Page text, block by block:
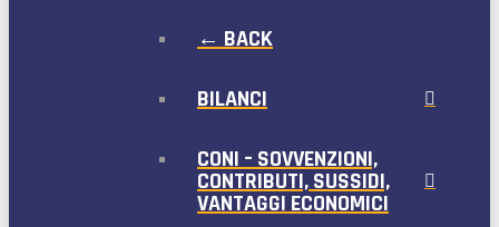
← BACK
BILANCI
CONI – SOVVENZIONI,
CONTRIBUTI, SUSSIDI,
VANTAGGI ECONOMICI